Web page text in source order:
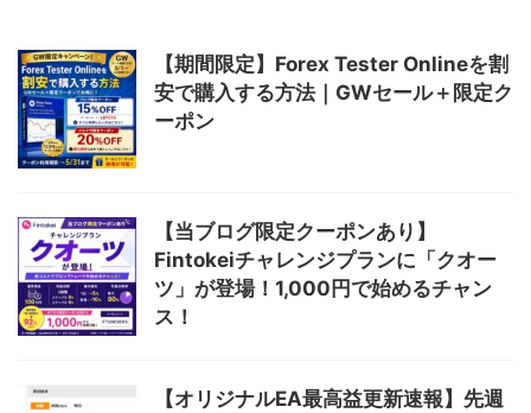
【期間限定】Forex Tester Onlineを割
安で購入する方法｜GWセール＋限定ク
ーポン
【当ブログ限定クーポンあり】
Fintokeiチャレンジプランに「クオー
ツ」が登場！1,000円で始めるチャン
ス！
【オリジナルEA最高益更新速報】先週